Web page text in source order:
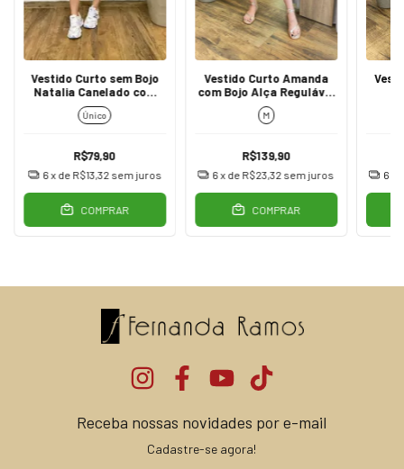
Vestido Curto sem Bojo
Natalia Canelado com
Fenda Bege
Único
R$79,90
6x de R$13,32 sem juros
COMPRAR
Vestido Curto Amanda
com Bojo Alça Regulável
e Lastex Coral
M
R$139,90
6 x de R$23,32 sem juros
COMPRAR
6
Receba nossas novidades por e-mail
Cadastre-se agora!